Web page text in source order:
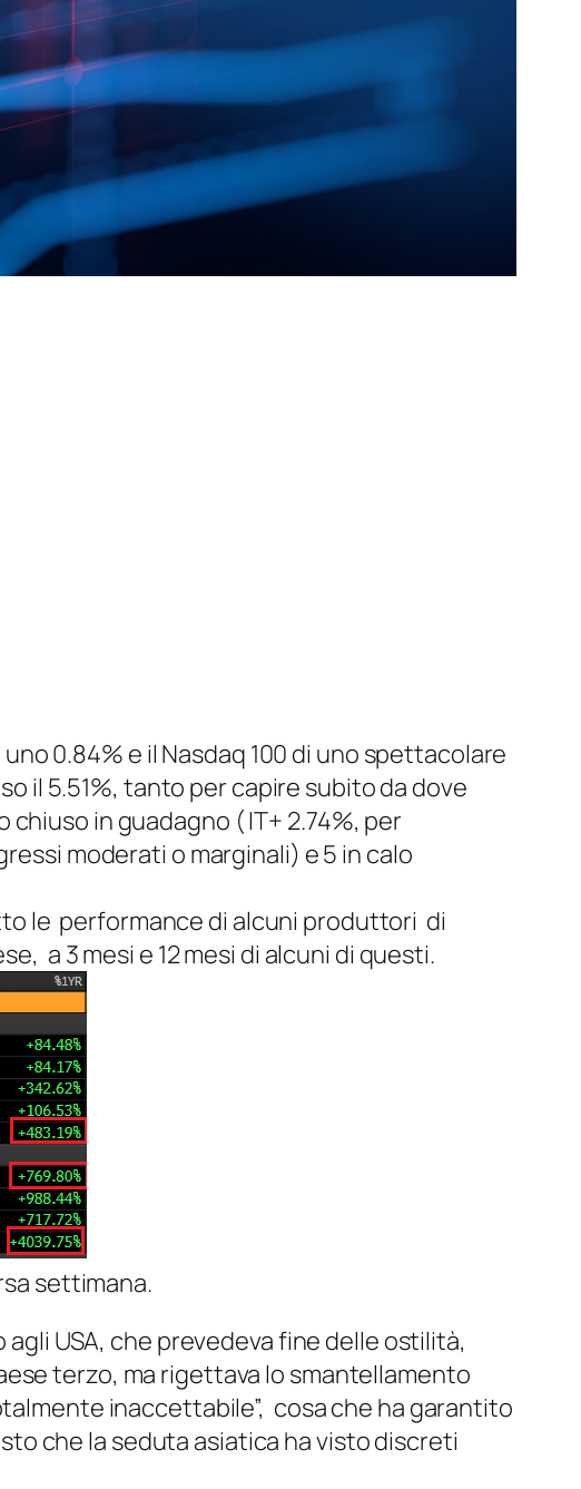
0.84% e il Nasdaq 100 di uno spettacolare
il 5.51%, tanto per capire subito da dove
in guadagno ( IT+ 2.74%, per
moderati o marginali) e 5 in calo
le performance di alcuni produttori di
a 3 mesi e 12 mesi di alcuni di questi.
settimana.
USA, che prevedeva fine delle ostilità,
terzo, ma rigettava lo smantellamento
inaccettabile”, cosa che ha garantito
che la seduta asiatica ha visto discreti